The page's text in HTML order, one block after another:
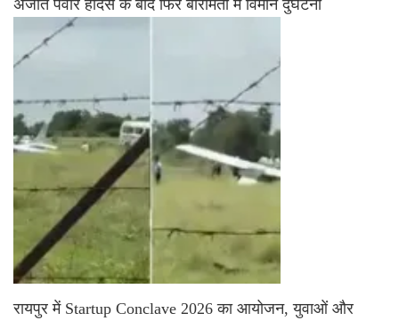
अजीत पवार हादसे के बाद फिर बारामती में विमान दुर्घटना
रायपुर में Startup Conclave 2026 का आयोजन, युवाओं और